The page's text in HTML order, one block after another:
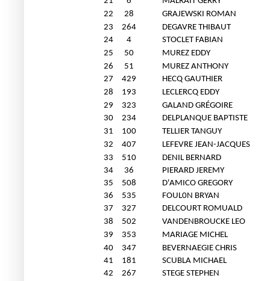
22
28
GRAJEWSKI ROMAN
23
264
DEGAVRE THIBAUT
24
4
STOCLET FABIAN
25
50
MUREZ EDDY
26
51
MUREZ ANTHONY
27
429
HECQ GAUTHIER
28
193
LECLERCQ EDDY
29
323
GALAND GRÉGOIRE
30
234
DELPLANQUE BAPTISTE
31
100
TELLIER TANGUY
32
407
LEFEVRE JEAN-JACQUES
33
510
DENIL BERNARD
34
36
PIERARD JEREMY
35
508
D'AMICO GREGORY
36
535
FOUL0N BRYAN
37
327
DELCOURT ROMUALD
38
502
VANDENBROUCKE LEO
39
353
MARIAGE MICHEL
40
347
BEVERNAEGIE CHRIS
41
181
SCUBLA MICHAEL
42
267
STEGE STEPHEN